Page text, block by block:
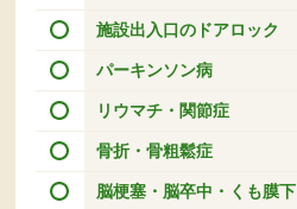
施設出入口のドアロック
パーキンソン病
リウマチ・関節症
骨折・骨粗鬆症
脳梗塞・脳卒中・くも膜下